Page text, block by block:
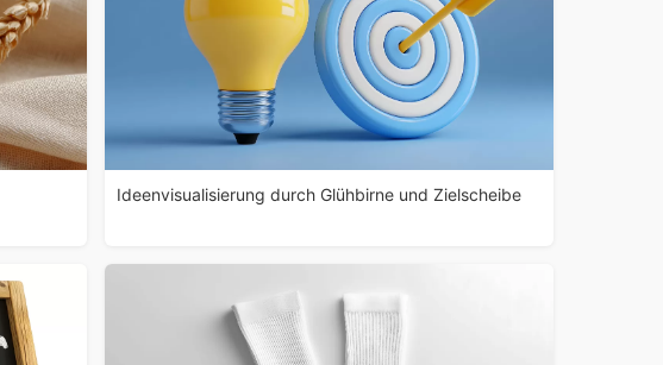
Ideenvisualisierung durch Glühbirne und Zielscheibe